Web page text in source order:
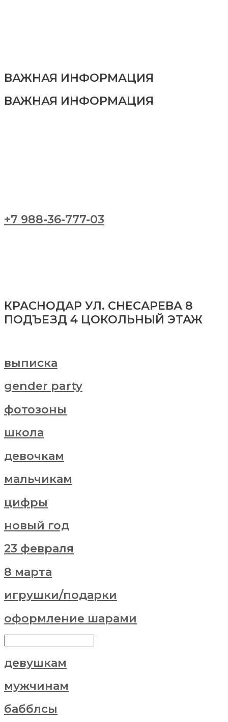
ВАЖНАЯ ИНФОРМАЦИЯ
ВАЖНАЯ ИНФОРМАЦИЯ
+7 988-36-777-03
КРАСНОДАР УЛ. СНЕСАРЕВА 8
ПОДЪЕЗД 4 ЦОКОЛЬНЫЙ ЭТАЖ
выписка
gender party
фотозоны
школа
девочкам
мальчикам
цифры
новый год
23 февраля
8 марта
игрушки/подарки
оформление шарами
девушкам
мужчинам
бабблсы